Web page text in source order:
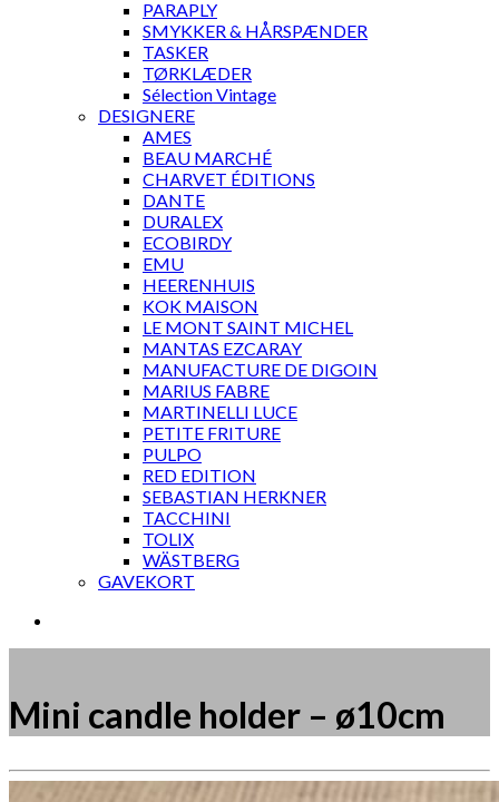
PARAPLY
SMYKKER & HÅRSPÆNDER
TASKER
TØRKLÆDER
Sélection Vintage
DESIGNERE
AMES
BEAU MARCHÉ
CHARVET ÉDITIONS
DANTE
DURALEX
ECOBIRDY
EMU
HEERENHUIS
KOK MAISON
LE MONT SAINT MICHEL
MANTAS EZCARAY
MANUFACTURE DE DIGOIN
MARIUS FABRE
MARTINELLI LUCE
PETITE FRITURE
PULPO
RED EDITION
SEBASTIAN HERKNER
TACCHINI
TOLIX
WÄSTBERG
GAVEKORT
Mini candle holder – ø10cm
Måske kunne nogle af disse produkter have din